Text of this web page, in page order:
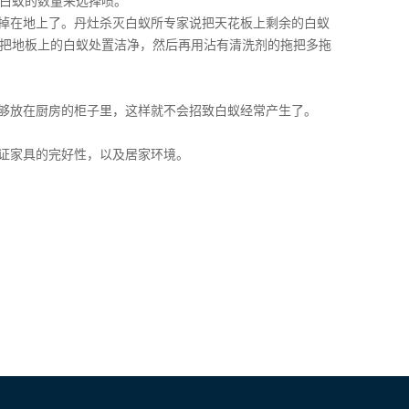
地上了。丹灶杀灭白蚁所专家说把天花板上剩余的白蚁
地板上的白蚁处置洁净，然后再用沾有清洗剂的拖把多拖
在厨房的柜子里，这样就不会招致白蚁经常产生了。
家具的完好性，以及居家环境。